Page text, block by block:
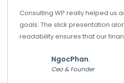
Consulting WP really helped us
goals. The slick presentation
readability ensures that our
NgocPhan.
Ceo & Founder